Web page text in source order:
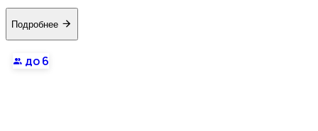
Подробнее
до 6